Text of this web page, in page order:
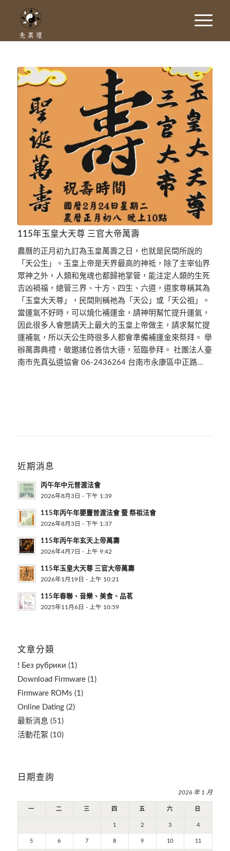
115年玉皇大天尊 三官大帝萬壽
農曆的正月初九訂為玉皇萬壽之日，也就是民間所說的
「天公生」。玉皇上帝是天界最高的神祗，除了主宰仙界
眾神之外，人類和鬼魂也都歸祂掌管，能注定人類的生死
吉凶禍福，總管三界、十方、四生、六道，道家尊稱其為
「玉皇大天尊」，民間則稱祂為「天公」或「天公祖」。
當運氣不好時，可以燒化補運金，請神明幫忙提升運氣，
因此很多人會懇請天上最大的玉皇上帝做主，請求幫忙提
運補氣，所以天公生時很多人都會準備補運金來祭拜。 舉
辦萬壽典禮，敬邀諸位善信大德，蒞臨參拜。 社團法人臺
南市先真弘道協會 06-2436264 台南市永康區中正路…
近期消息
丙午年中元普渡法會
2026年8月3日 - 下午 1:39
115年丙午年嬰靈普渡法會 暨 祭祖法會
2026年8月3日 - 下午 1:37
115年丙午年玄天上帝萬壽
2026年4月7日 - 上午 9:42
115年玉皇大天尊 三官大帝萬壽
2026年1月19日 - 上午 10:21
115年春聯、音樂、美食、品茗
2025年11月6日 - 上午 10:59
文章分類
! Без рубрики (1)
Download Firmware(1)
Firmware ROMs (1)
Online Dating(2)
最新消息 (51)
活動花絮 (10)
日期查詢
2026 年 1 月
一 二 三 四 五 六 日
1 2 3 4
5 6 7 8 9 10 11